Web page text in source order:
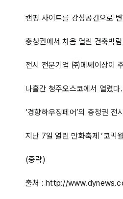
캠핑 사이트를 감성공간으로
충청권에서 처음 열린 건축박
전시 전문기업 ㈜메쎄이상이
나흘간 청주오스코에서 열렸
‘경향하우징페어’의 충청권 전
지난 7일 열린 만화축제 ‘코믹
(중략)
출처 : http://